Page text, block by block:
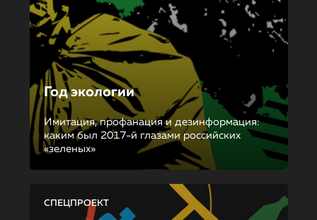
Год экологии
Имитация, профанация и дезинформация:
каким был 2017-й глазами российских
«зеленых»
СПЕЦПРОЕКТ